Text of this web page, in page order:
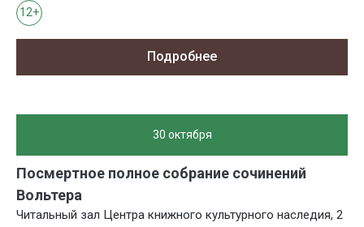
12+
Подробнее
30 октября
Посмертное полное собрание сочинений
Вольтера
Читальный зал Центра книжного культурного наследия, 2